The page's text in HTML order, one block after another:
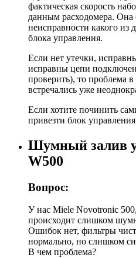
фактическая скорость
данным расходомера. Она
неисправности какого из
блока управления.
Если нет утечки,
исправны цепи
проверить), то проблема
встречались уже
Если хотите починить
привезти блок
Шумный залив
W500
Вопрос:
У нас Miele Novotronic
происходит слишком
Ошибок нет, фильтры
нормально, но слишком
В чем проблема?